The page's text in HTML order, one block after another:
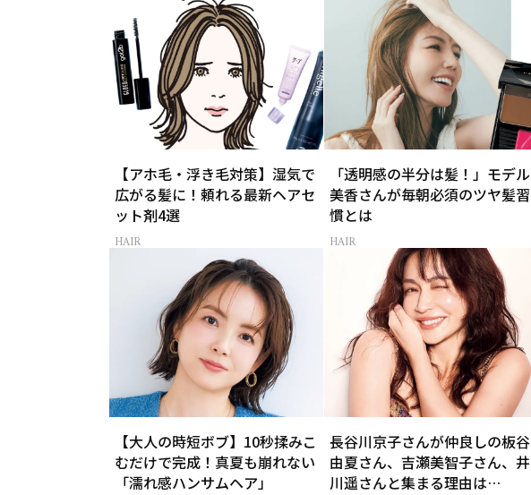
【アホ毛・浮き毛対策】湿気で
広がる髪に！頼れる最新ヘアセ
ット剤4選
HAIR
「透明感の半分は髪！」モデル
美香さんが毎朝必須のツヤ髪習
慣とは
HAIR
【大人の時短ボブ】10秒揉みこ
むだけで完成！真夏も崩れない
「濡れ感ハンサムヘア」
長谷川京子さんが仲良しの板谷
由夏さん、吉瀬美智子さん、井
川遥さんと集まる理由は…